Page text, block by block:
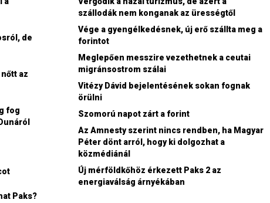
de
az
fog
Paks?
szállodák nem konganak az ürességtől
Vége a gyengélkedésnek, új erő szállta meg a
forintot
Meglepően messzire vezethetnek a ceutai
migránsostrom szálai
Vitézy Dávid bejelentésének sokan fognak
örülni
Szomorú napot zárt a forint
Az Amnesty szerint nincs rendben, ha Magyar
Péter dönt arról, hogy ki dolgozhat a
közmédiánál
Új mérföldkőhöz érkezett Paks 2 az
energiaválság árnyékában